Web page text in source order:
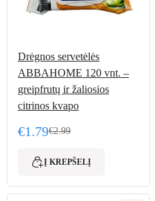
Drėgnos servetėlės
ABBAHOME 120 vnt. –
greipfrutų ir žaliosios
citrinos kvapo
€2.99
Original price was: €2.99.
€1.79
Current price is: €1.79.
Į KREPŠELĮ